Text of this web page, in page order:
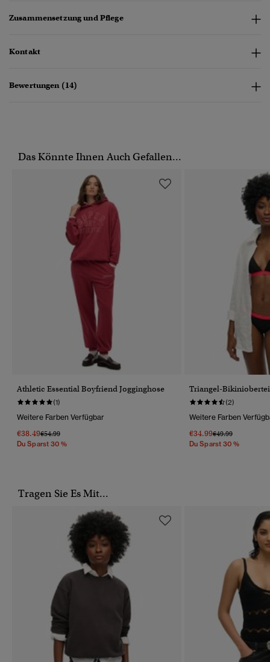
Zusammensetzung und Pflege
Kontakt
Bewertungen (14)
Das Könnte Ihnen Auch Gefallen...
Athletic Essential Boyfriend Jogginghose
(1)
Weitere Farben Verfügbar
€38.49Preis Wurde Reduziert Von
€54.99Bis
Du Sparst 30 %
Triangel-
(2)
Weitere Farben
€34.99Preis Wurde
€49.99Bis
Du Sparst 30 %
Tragen Sie Es Mit...